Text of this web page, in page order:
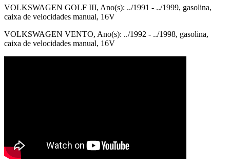
VOLKSWAGEN GOLF III, Ano(s): ../1991 - ../1999, gasolina,
caixa de velocidades manual, 16V
VOLKSWAGEN VENTO, Ano(s): ../1992 - ../1998, gasolina,
caixa de velocidades manual, 16V